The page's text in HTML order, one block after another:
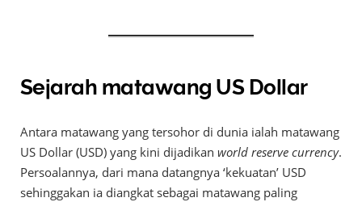
Sejarah matawang US Dollar
Antara matawang yang tersohor di dunia ialah matawang
US Dollar (USD) yang kini dijadikan world reserve currency.
Persoalannya, dari mana datangnya ‘kekuatan’ USD
sehinggakan ia diangkat sebagai matawang paling